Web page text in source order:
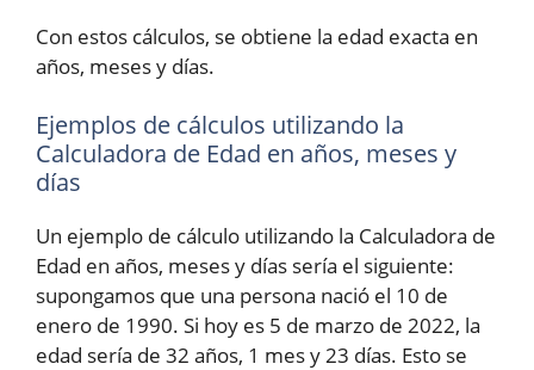
Con estos cálculos, se obtiene la edad exacta en
años, meses y días.
Ejemplos de cálculos utilizando la
Calculadora de Edad en años, meses y
días
Un ejemplo de cálculo utilizando la Calculadora de
Edad en años, meses y días sería el siguiente:
supongamos que una persona nació el 10 de
enero de 1990. Si hoy es 5 de marzo de 2022, la
edad sería de 32 años, 1 mes y 23 días. Esto se